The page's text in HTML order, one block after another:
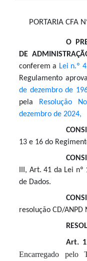
PORTARIA CFA
O
DE
conferem a Lei n.º
Regulamento
de dezembro de
pela
Resolução
dezembro de 2024,
13 e 16 do
III, Art. 41 da Lei
de Dados.
resolução CD/ANPD
Art.
Encarregado pelo